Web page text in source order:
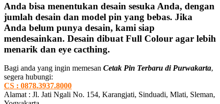
Anda bisa menentukan desain sesuka Anda, dengan
jumlah desain dan model pin yang bebas. Jika
Anda belum punya desain, kami siap
mendesainkan. Desain dibuat Full Colour agar lebih
menarik dan eye cacthing.
Bagi anda yang ingin memesan Cetak Pin Terbaru di Purwakarta,
segera hubungi:
CS : 0878.3937.8000
Alamat : Jl. Jati Ngali No. 154, Karangjati, Sinduadi, Mlati, Sleman,